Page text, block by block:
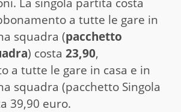
a tutte le gare in
squadra (pacchetto
) costa 23,90,
a tutte le gare in casa e in
squadra (pacchetto Singola
39,90 euro.